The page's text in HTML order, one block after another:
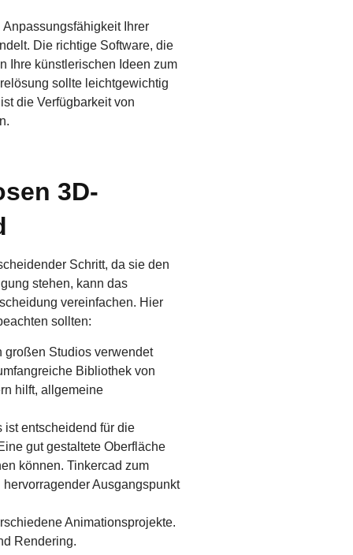
Ihrer
Die richtige Software, die
Ihre künstlerischen Ideen zum
sollte leichtgewichtig
die Verfügbarkeit von
3D-
Schritt, da sie den
stehen, kann das
vereinfachen. Hier
sollten:
großen Studios verwendet
Bibliothek von
hilft, allgemeine
ist entscheidend für die
gut gestaltete Oberfläche
können. Tinkercad zum
Ausgangspunkt
Animationsprojekte.
Rendering.